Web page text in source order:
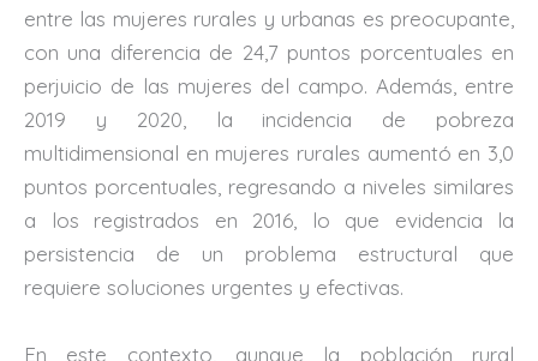
entre las mujeres rurales y urbanas es preocupante,
con una diferencia de 24,7 puntos porcentuales en
perjuicio de las mujeres del campo. Además, entre
2019 y 2020, la incidencia de pobreza
multidimensional en mujeres rurales aumentó en 3,0
puntos porcentuales, regresando a niveles similares
a los registrados en 2016, lo que evidencia la
persistencia de un problema estructural que
requiere soluciones urgentes y efectivas.
En este contexto, aunque la población rural